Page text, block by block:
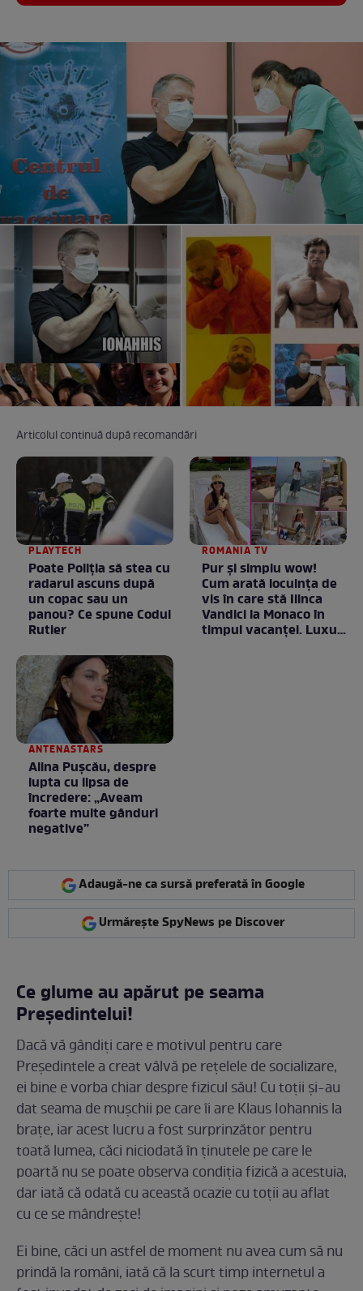
Articolul continuă după recomandări
PLAYTECH
Poate Poliția să stea cu
radarul ascuns după
un copac sau un
panou? Ce spune Codul
Rutier
ROMANIA TV
Pur și simplu wow!
Cum arată locuința de
vis în care stă Ilinca
Vandici la Monaco în
timpul vacanței. Luxul
ANTENASTARS
Alina Pușcău, despre
lupta cu lipsa de
încredere: „Aveam
foarte multe gânduri
negative”
Adaugă-ne ca sursă preferată în Google
Urmărește SpyNews pe Discover
Ce glume au apărut pe seama
Președintelui!
Dacă vă gândiți care e motivul pentru care
Președintele a creat vâlvă pe rețelele de socializare,
ei bine e vorba chiar despre fizicul său! Cu toții și-au
dat seama de mușchii pe care îi are Klaus Iohannis la
brațe, iar acest lucru a fost surprinzător pentru
toată lumea, căci niciodată în ținutele pe care le
poartă nu se poate observa condiția fizică a acestuia,
dar iată că odată cu această ocazie cu toții au aflat
cu ce se mândrește!
Ei bine, căci un astfel de moment nu avea cum să nu
prindă la români, iată că la scurt timp internetul a